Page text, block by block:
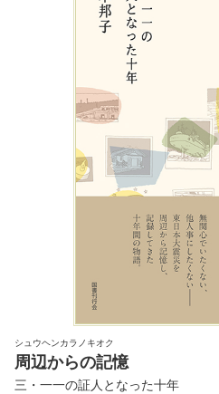
シュウヘンカラノキオク
周辺からの記憶
三・一一の証人となった十年